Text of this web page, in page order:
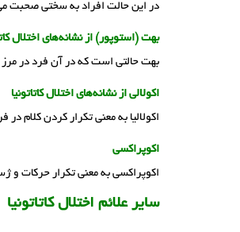
در این حالت افراد به سختی صحبت
بهت (استوپور) از نشانه‌های اختلال
بهت حالتی است که در آن فرد در مرز
اکولالی از نشانه‌های اختلال کاتاتونیا
اکولالیا به معنی تکرار کردن کلام
اکوپراکسی
اکوپراکسی به معنی تکرار حرکات و
سایر علائم اختلال کاتاتونیا